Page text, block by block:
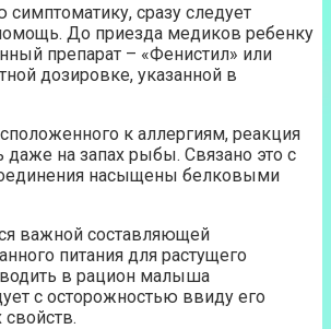
сразу следует
До приезда медиков ребенку
препарат – «Фенистил» или
дозировке, указанной в
к аллергиям, реакция
даже на запах рыбы. Связано это с
насыщены белковыми
важной составляющей
питания для растущего
в рацион малыша
с осторожностью ввиду его